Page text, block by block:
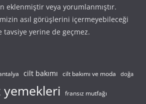
eklenmiştir veya yorumlanmıştır.
asıl görüşlerini içermeyebileceği
yerine de geçmez.
cilt bakımı cilt bakımı ve moda doğa
yemekleri fransız mutfağı